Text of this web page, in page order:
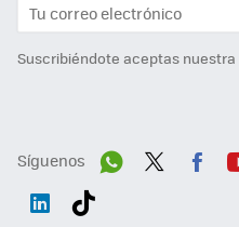
Suscribiéndote aceptas nuestra
Síguenos